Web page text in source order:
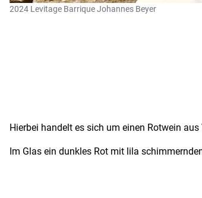
2024 Levitage Barrique Johannes Beyer
Hierbei handelt es sich um einen Rotwein
Im Glas ein dunkles Rot mit lila